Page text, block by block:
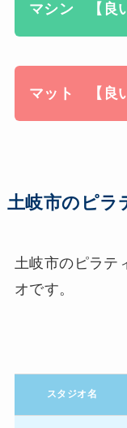
マシン 【良
マット 【良
土岐市のピラ
土岐市のピラテ
オです。
スタジオ名